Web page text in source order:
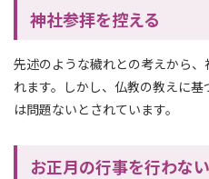
神社参拝を控える
先述のような穢れとの考えから
れます。しかし、仏教の教えに
は問題ないとされています。
お正月の行事を行わない